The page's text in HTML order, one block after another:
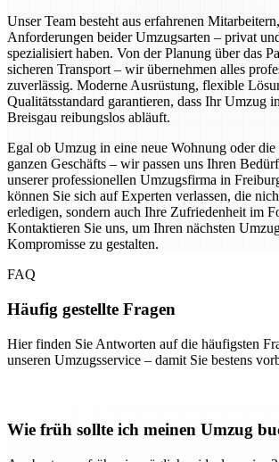
Unser Team besteht aus erfahrenen
Anforderungen beider Umzugsarten – privat
spezialisiert haben. Von der Planung über das
sicheren Transport – wir übernehmen alles
zuverlässig. Moderne Ausrüstung, flexible
Qualitätsstandard garantieren, dass Ihr Umzug
Breisgau reibungslos abläuft.
Egal ob Umzug in eine neue Wohnung oder die
ganzen Geschäfts – wir passen uns Ihren
unserer professionellen Umzugsfirma in
können Sie sich auf Experten verlassen, die
erledigen, sondern auch Ihre Zufriedenheit im
Kontaktieren Sie uns, um Ihren nächsten
Kompromisse zu gestalten.
FAQ
Häufig gestellte Fragen
Hier finden Sie Antworten auf die häufigsten
unseren Umzugsservice – damit Sie bestens
Wie früh sollte ich meinen Umzug